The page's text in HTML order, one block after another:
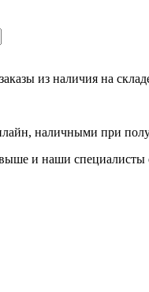
из наличия на
наличными при
и наши специалисты